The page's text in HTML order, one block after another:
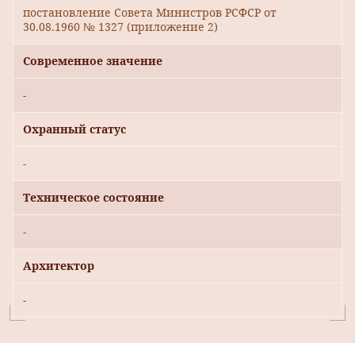
постановление Совета Министров РСФСР от
30.08.1960 № 1327 (приложение 2)
Современное значение
-
Охранный статус
-
Техническое состояние
-
Архитектор
-